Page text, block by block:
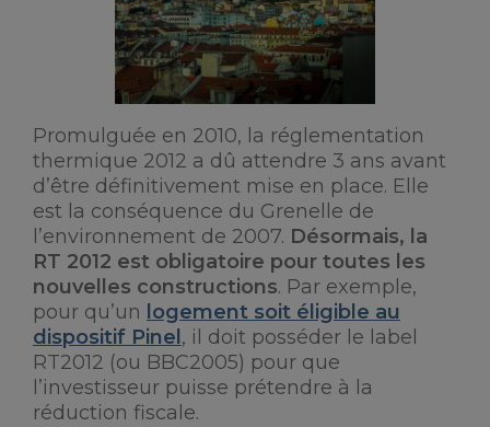
Promulguée en 2010, la réglementation
thermique 2012 a dû attendre 3 ans avant
d’être définitivement mise en place. Elle
est la conséquence du Grenelle de
l’environnement de 2007. Désormais, la
RT 2012 est obligatoire pour toutes les
nouvelles constructions. Par exemple,
pour qu’un logement soit éligible au
dispositif Pinel , il doit posséder le label
RT2012 (ou BBC2005) pour que
l’investisseur puisse prétendre à la
réduction fiscale.